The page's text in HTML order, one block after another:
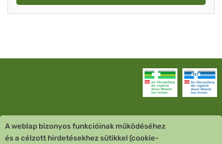
Vevőszolgálat
A weblap bizonyos funkcióinak működéséhez
és a célzott hirdetésekhez sütikkel (cookie-